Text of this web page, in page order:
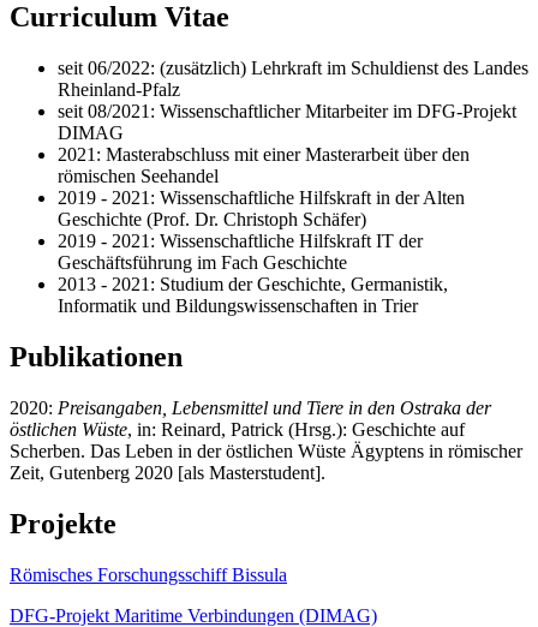
Curriculum Vitae
seit 06/2022: (zusätzlich) Lehrkraft im Schuldienst des Landes
Rheinland-Pfalz
seit 08/2021: Wissenschaftlicher Mitarbeiter im DFG-Projekt
DIMAG
2021: Masterabschluss mit einer Masterarbeit über den
römischen Seehandel
2019 - 2021: Wissenschaftliche Hilfskraft in der Alten
Geschichte (Prof. Dr. Christoph Schäfer)
2019 - 2021: Wissenschaftliche Hilfskraft IT der
Geschäftsführung im Fach Geschichte
2013 - 2021: Studium der Geschichte, Germanistik,
Informatik und Bildungswissenschaften in Trier
Publikationen
2020: Preisangaben, Lebensmittel und Tiere in den Ostraka der
östlichen Wüste, in: Reinard, Patrick (Hrsg.): Geschichte auf
Scherben. Das Leben in der östlichen Wüste Ägyptens in römischer
Zeit, Gutenberg 2020 [als Masterstudent].
Projekte
Römisches Forschungsschiff Bissula
DFG-Projekt Maritime Verbindungen (DIMAG)